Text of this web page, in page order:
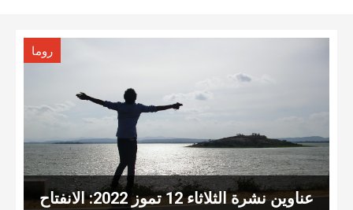
روما
عناوين نشرة الثلاثاء 12 تموز 2022: الانفتاح